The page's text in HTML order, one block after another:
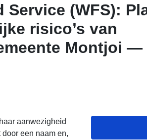
Service (WFS):
risico’s van
Montjoi —
aanwezigheid
een naam en,